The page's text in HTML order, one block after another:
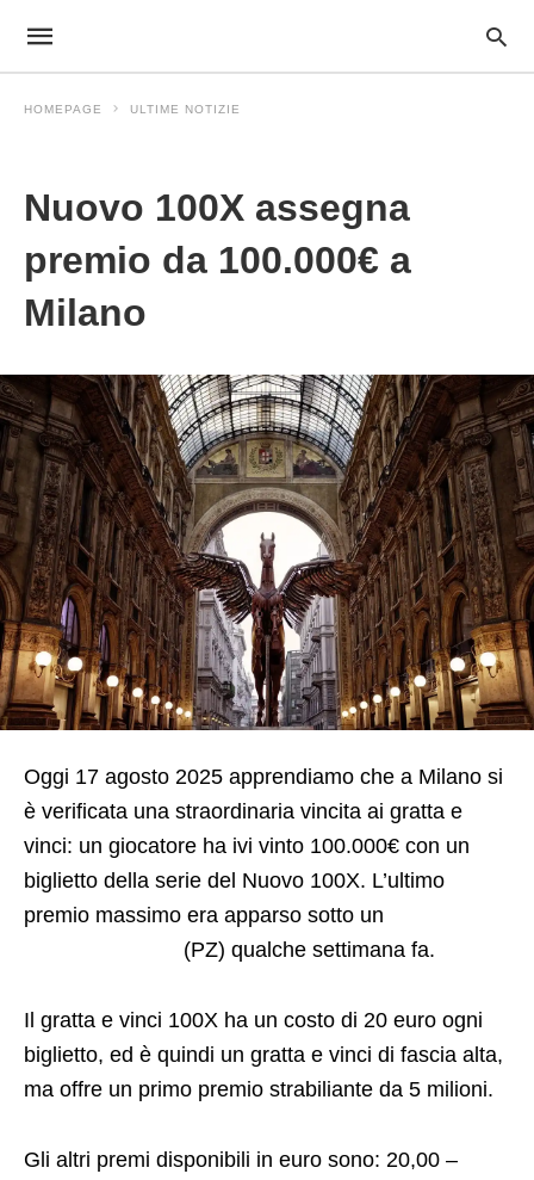
HOMEPAGE ULTIME NOTIZIE
Nuovo 100X assegna
premio da 100.000€ a
Milano
Oggi 17 agosto 2025 apprendiamo che a Milano si
è verificata una straordinaria vincita ai gratta e
vinci: un giocatore ha ivi vinto 100.000€ con un
biglietto della serie del Nuovo 100X. L’ultimo
premio massimo era apparso sotto un
(PZ) qualche settimana fa.
Il gratta e vinci 100X ha un costo di 20 euro ogni
biglietto, ed è quindi un gratta e vinci di fascia alta,
ma offre un primo premio strabiliante da 5 milioni.
Gli altri premi disponibili in euro sono: 20,00 –